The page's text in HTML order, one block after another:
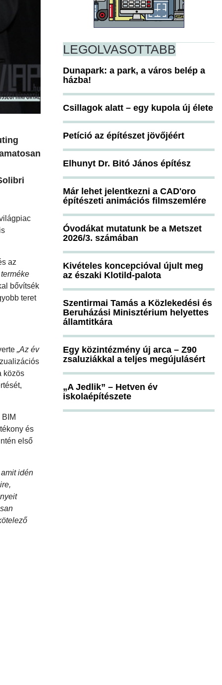
az
bővítsék
teret
„Az év
közös
és
első
idén
LEGOLVASOTTABB
Dunapark: a park, a város belép a
házba!
Csillagok alatt – egy kupola új élete
Petíció az építészet jövőjéért
Elhunyt Dr. Bitó János építész
Már lehet jelentkezni a CAD'oro
építészeti animációs filmszemlére
Óvodákat mutatunk be a Metszet
2026/3. számában
Kivételes koncepcióval újult meg
az északi Klotild-palota
Szentirmai Tamás a Közlekedési és
Beruházási Minisztérium helyettes
államtitkára
Egy közintézmény új arca – Z90
zsaluziákkal a teljes megújulásért
„A Jedlik” – Hetven év
iskolaépítészete